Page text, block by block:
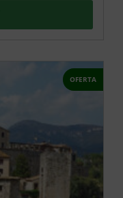
OFERTA